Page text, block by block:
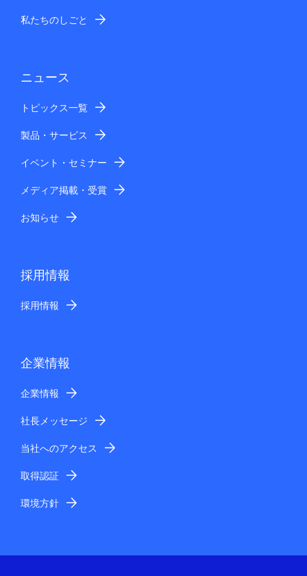
私たちのしごと
ニュース
トピックス一覧
製品・サービス
イベント・セミナー
メディア掲載・受賞
お知らせ
採用情報
採用情報
企業情報
企業情報
社長メッセージ
当社へのアクセス
取得認証
環境方針